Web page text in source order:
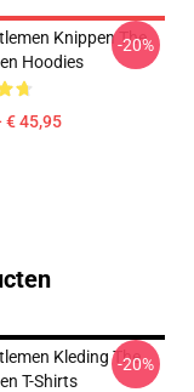
Knippen The
Hoodies
€ 45,95
-20%
Kleding The
T-Shirts
-20%